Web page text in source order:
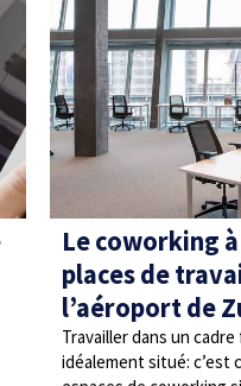
Le coworking
places de
l’aéroport de
Travailler dans un
idéalement situé: c’est